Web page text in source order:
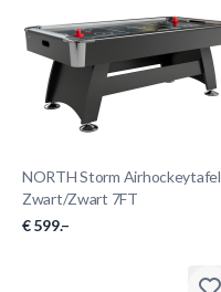
NORTH Storm Airhockeytafel
Zwart/Zwart 7FT
€ 599.–